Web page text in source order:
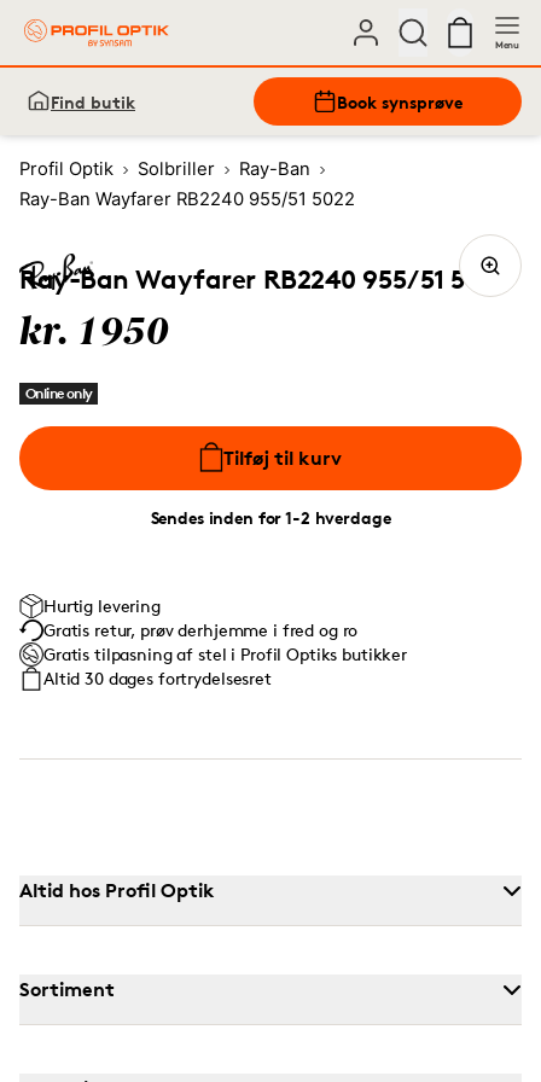
Menu
Find butik Book synsprøve
Profil Optik Solbriller
Ray-Ban
Ray-Ban Wayfarer RB2240 955/51 5022
Ray-Ban Wayfarer RB2240 955/51 5022
kr. 1950
Online only
Tilføj til kurv
Sendes inden for 1-2 hverdage
Hurtig levering
Gratis retur, prøv derhjemme i fred og ro
Gratis tilpasning af stel i Profil Optiks butikker
Altid 30 dages fortrydelsesret
Altid hos Profil Optik
Sortiment